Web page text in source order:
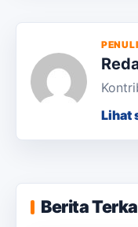
Lihat
Berita
KKN Usai,
Masyarakat